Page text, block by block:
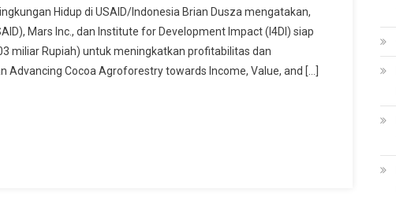
Hidup di USAID/Indonesia Brian Dusza mengatakan,
Mars Inc., dan Institute for Development Impact (I4DI) siap
miliar Rupiah) untuk meningkatkan profitabilitas dan
Cocoa Agroforestry towards Income, Value, and […]